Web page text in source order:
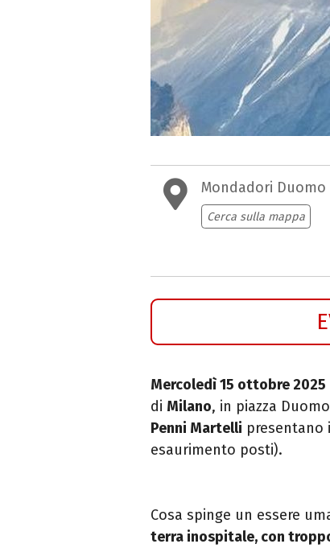
Mondadori Duomo
Cerca sulla mappa
Mercoledì 15 ottobre 2025
di Milano, in piazza
Penni Martelli presentano
esaurimento posti).
Cosa spinge un essere
terra inospitale, con